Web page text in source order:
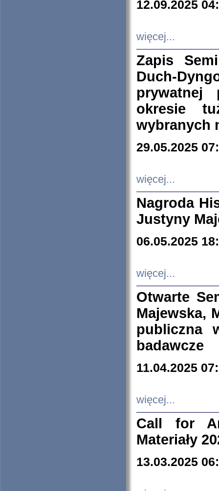
12.09.2025
więcej...
Zapis
Duch-
prywatnej
okresie
wybranych
29.05.2025
więcej...
Nagroda
Justyny
06.05.2025
więcej...
Otwarte
Majewska,
publiczna
badawcze
11.04.2025
więcej...
Call for
Materiały
13.03.2025